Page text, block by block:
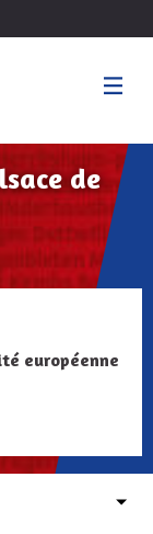
de
européenne